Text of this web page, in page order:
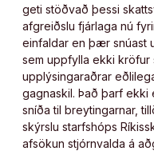
geti stöðvað þessi
afgreiðslu fjárlaga nú
einfaldar en þær snúast
sem uppfylla ekki kröfur
upplýsingaraðrar
gagnaskil. Það þarf ekki
sníða til breytingarnar,
skýrslu starfshóps
afsökun stjórnvalda á